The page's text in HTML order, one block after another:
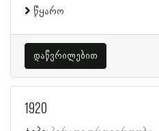
წყარო
დაწვრილებით
1920